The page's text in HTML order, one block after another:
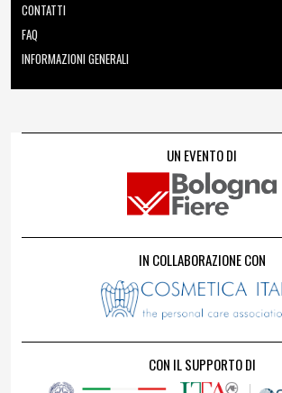
CONTATTI
FAQ
INFORMAZIONI GENERALI
UN EVENTO DI
IN COLLABORAZIONE CON
CON IL SUPPORTO DI